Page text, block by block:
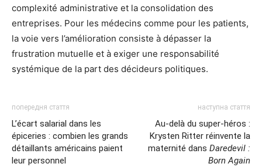
complexité administrative et la consolidation des
entreprises. Pour les médecins comme pour les patients,
la voie vers l’amélioration consiste à dépasser la
frustration mutuelle et à exiger une responsabilité
systémique de la part des décideurs politiques.
попередня стаття
L’écart salarial dans les
épiceries : combien les grands
détaillants américains paient
leur personnel
наступна стаття
Au-delà du super-héros :
Krysten Ritter réinvente la
maternité dans Daredevil :
Born Again